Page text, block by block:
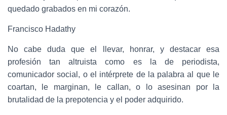
quedado grabados en mi corazón.
Francisco Hadathy
No cabe duda que el llevar, honrar, y destacar esa
profesión tan altruista como es la de periodista,
comunicador social, o el intérprete de la palabra al que le
coartan, le marginan, le callan, o lo asesinan por la
brutalidad de la prepotencia y el poder adquirido.